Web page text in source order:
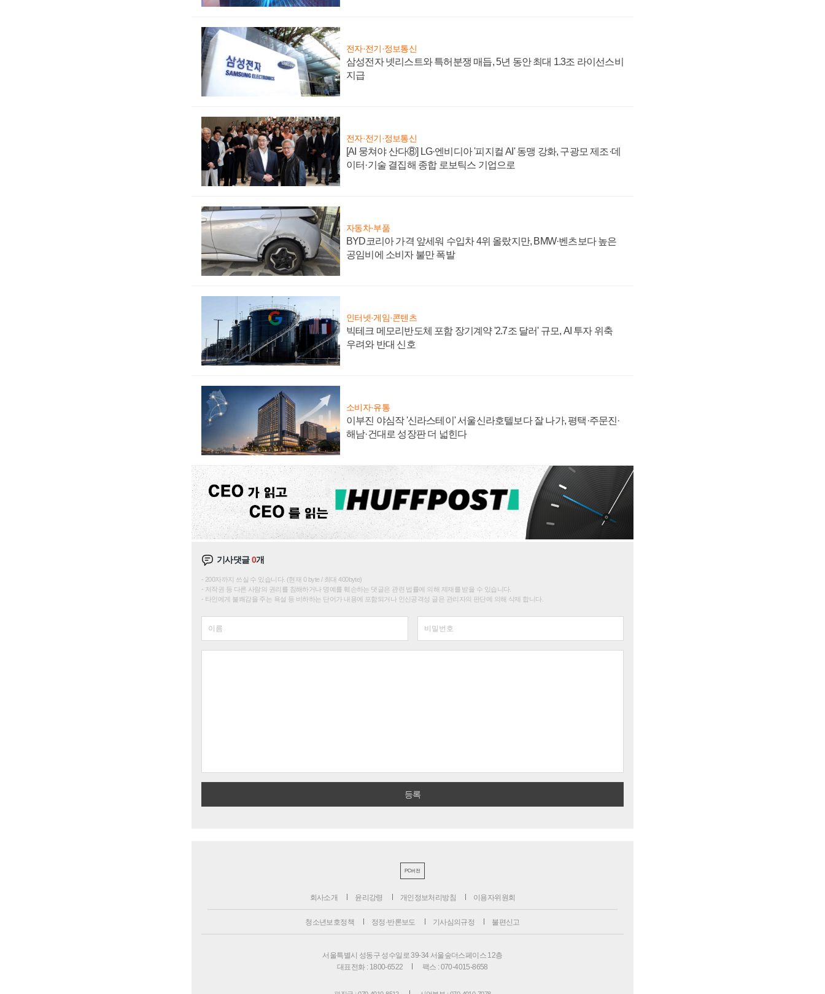
전자·전기·정보통신
삼성전자 넷리스트와 특허분쟁 매듭, 5년 동안 최대 1.3조 라이선스비
지급
전자·전기·정보통신
[AI 뭉쳐야 산다⑧] LG·엔비디아 '피지컬 AI' 동맹 강화, 구광모 제조·데
이터·기술 결집해 종합 로보틱스 기업으로
자동차·부품
BYD코리아 가격 앞세워 수입차 4위 올랐지만, BMW·벤츠보다 높은
공임비에 소비자 불만 폭발
인터넷·게임·콘텐츠
빅테크 메모리반도체 포함 장기계약 '2.7조 달러' 규모, AI 투자 위축
우려와 반대 신호
소비자·유통
이부진 야심작 '신라스테이' 서울신라호텔보다 잘 나가, 평택·주문진·
해남·건대로 성장판 더 넓힌다
기사댓글0개
200자까지 쓰실 수 있습니다. (현재 0 byte / 최대 400byte)
저작권 등 다른 사람의 권리를 침해하거나 명예를 훼손하는 댓글은 관련 법률에 의해 제재를 받을 수 있습니다.
타인에게 불쾌감을 주는 욕설 등 비하하는 단어가 내용에 포함되거나 인신공격성 글은 관리자의 판단에 의해 삭제 합니다.
PC버전
회사소개 윤리강령 개인정보처리방침 이용자위원회
청소년보호정책 정정·반론보도 기사심의규정 불편신고
서울특별시 성동구 성수일로 39-34 서울숲더스페이스 12층
대표전화 : 1800-6522
팩스 : 070-4015-8658